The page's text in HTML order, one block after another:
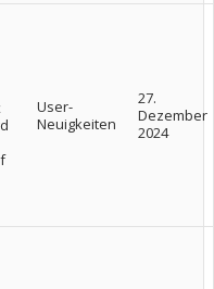
User-
Neuigkeiten
27.
Dezember
2024